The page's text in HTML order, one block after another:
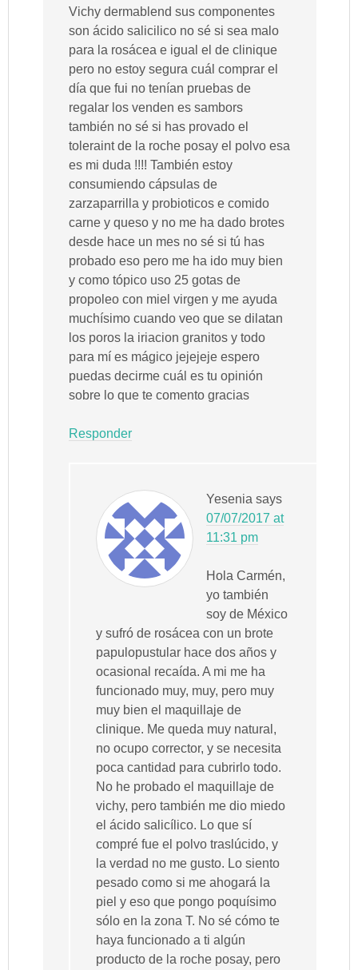
Vichy dermablend sus componentes
son ácido salicilico no sé si sea malo
para la rosácea e igual el de clinique
pero no estoy segura cuál comprar el
día que fui no tenían pruebas de
regalar los venden es sambors
también no sé si has provado el
toleraint de la roche posay el polvo esa
es mi duda !!!! También estoy
consumiendo cápsulas de
zarzaparrilla y probioticos e comido
carne y queso y no me ha dado brotes
desde hace un mes no sé si tú has
probado eso pero me ha ido muy bien
y como tópico uso 25 gotas de
propoleo con miel virgen y me ayuda
muchísimo cuando veo que se dilatan
los poros la iriacion granitos y todo
para mí es mágico jejejeje espero
puedas decirme cuál es tu opinión
sobre lo que te comento gracias
Responder
Yesenia says
07/07/2017 at
11:31 pm
Hola Carmén,
yo también
soy de México
y sufró de rosácea con un brote
papulopustular hace dos años y
ocasional recaída. A mi me ha
funcionado muy, muy, pero muy
muy bien el maquillaje de
clinique. Me queda muy natural,
no ocupo corrector, y se necesita
poca cantidad para cubrirlo todo.
No he probado el maquillaje de
vichy, pero también me dio miedo
el ácido salicílico. Lo que sí
compré fue el polvo traslúcido, y
la verdad no me gusto. Lo siento
pesado como si me ahogará la
piel y eso que pongo poquísimo
sólo en la zona T. No sé cómo te
haya funcionado a ti algún
producto de la roche posay, pero